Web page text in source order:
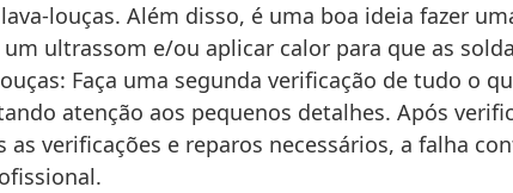
louças. Além disso, é uma boa ideia fazer
ultrassom e/ou aplicar calor para que as
Faça uma segunda verificação de tudo o
atenção aos pequenos detalhes. Após
verificações e reparos necessários, a falha